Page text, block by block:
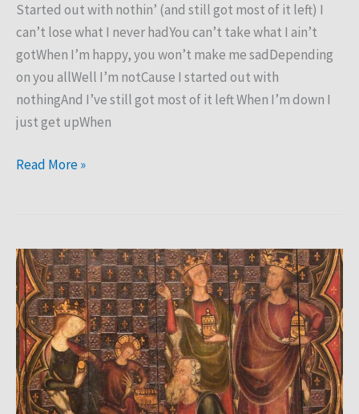
Started out with nothin’ (and still got most of it left) I
can’t lose what I never hadYou can’t take what I ain’t
gotWhen I’m happy, you won’t make me sadDepending
on you allWell I’m notCause I started out with
nothingAnd I’ve still got most of it left When I’m down I
just get upWhen
Read More »
Srednjovjekovna
filozofija